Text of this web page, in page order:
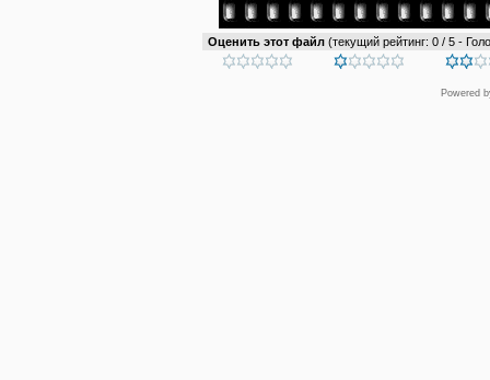
Оценить этот файл (текущий рейтинг: 0 / 5 -
Powered